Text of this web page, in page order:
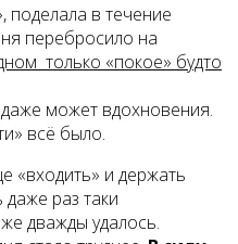
поделала в течение
перебросило на
только «покое» будто
может вдохновения.
всё было.
«входить» и держать
раз таки
дважды удалось.